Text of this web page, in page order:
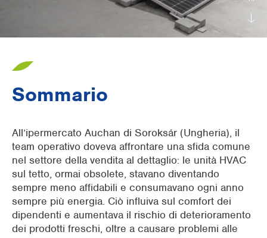
Uffici
Raffrescamento di ambienti esterni
Edifici commerciali
Sommario
All’ipermercato Auchan di Soroksár (Ungheria), il
team operativo doveva affrontare una sfida comune
nel settore della vendita al dettaglio: le unità HVAC
sul tetto, ormai obsolete, stavano diventando
sempre meno affidabili e consumavano ogni anno
sempre più energia. Ciò influiva sul comfort dei
dipendenti e aumentava il rischio di deterioramento
dei prodotti freschi, oltre a causare problemi alle